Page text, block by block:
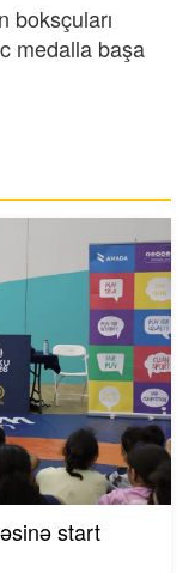
boksçuları
medalla başa
start